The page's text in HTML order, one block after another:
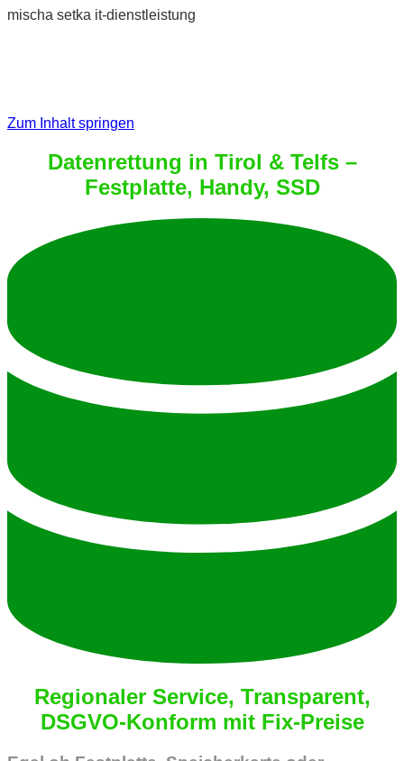
mischa setka it-dienstleistung
Zum Inhalt springen
Datenrettung in Tirol & Telfs –
Festplatte, Handy, SSD
Regionaler Service, Transparent,
DSGVO-Konform mit Fix-Preise